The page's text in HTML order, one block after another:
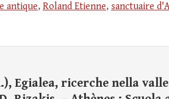
antique, Roland Etienne, sanctuaire
Egialea, ricerche nella